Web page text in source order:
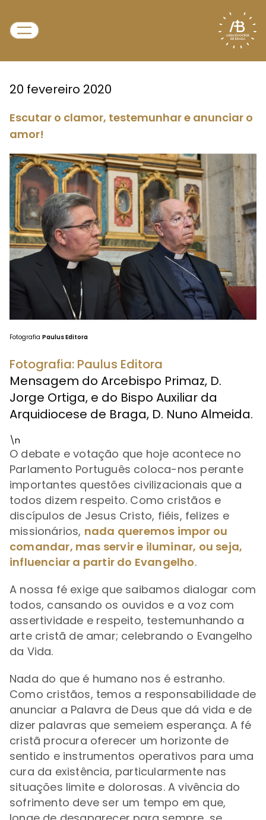
20 fevereiro 2020
Escutar o clamor, testemunhar e anunciar o
amor!
Fotografia Paulus Editora
Fotografia: Paulus Editora
Mensagem do Arcebispo Primaz, D.
Jorge Ortiga, e do Bispo Auxiliar da
Arquidiocese de Braga, D. Nuno Almeida.
\n
O debate e votação que hoje acontece no
Parlamento Português coloca-nos perante
importantes questões civilizacionais que a
todos dizem respeito. Como cristãos e
discípulos de Jesus Cristo, fiéis, felizes e
missionários, nada queremos impor ou
comandar, mas servir e iluminar, ou seja,
influenciar a partir do Evangelho.
A nossa fé exige que saibamos dialogar com
todos, cansando os ouvidos e a voz com
assertividade e respeito, testemunhando a
arte cristã de amar; celebrando o Evangelho
da Vida.
Nada do que é humano nos é estranho.
Como cristãos, temos a responsabilidade de
anunciar a Palavra de Deus que dá vida e de
dizer palavras que semeiem esperança. A fé
cristã procura oferecer um horizonte de
sentido e instrumentos operativos para uma
cura da existência, particularmente nas
situações limite e dolorosas. A vivência do
sofrimento deve ser um tempo em que,